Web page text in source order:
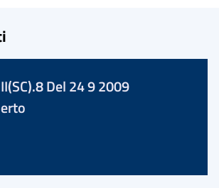
Del 24 9 2009